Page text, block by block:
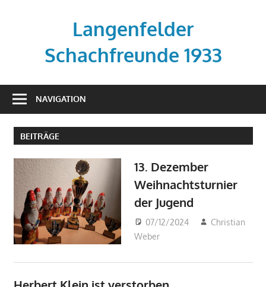
Langenfelder
Schachfreunde 1933
der
Schachfreunde
NAVIGATION
BEITRÄGE
13. Dezember
Weihnachtsturnier
der Jugend
07/12/2024
Christian
Weber